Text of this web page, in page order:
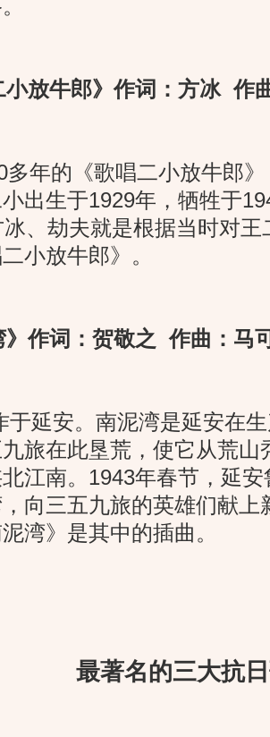
放牛郎》作词：方冰 作
年的《歌唱二小放牛郎》
出生于1929年，牺牲于
、劫夫就是根据当时对
小放牛郎》。
作词：贺敬之 作曲：马
延安。南泥湾是延安在
旅在此垦荒，使它从荒
江南。1943年春节，延
向三五九旅的英雄们献上
湾》是其中的插曲。
最著名的三大抗